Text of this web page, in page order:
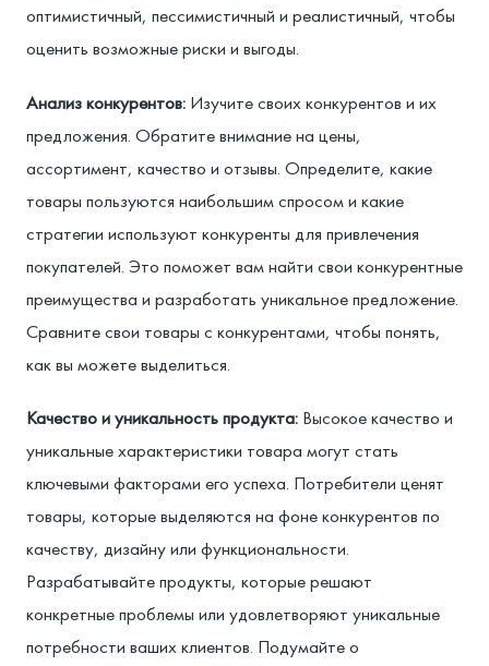
оптимистичный, пессимистичный и реалистичный, чтобы
оценить возможные риски и выгоды.
Анализ конкурентов: Изучите своих конкурентов и их
предложения. Обратите внимание на цены,
ассортимент, качество и отзывы. Определите, какие
товары пользуются наибольшим спросом и какие
стратегии используют конкуренты для привлечения
покупателей. Это поможет вам найти свои конкурентные
преимущества и разработать уникальное предложение.
Сравните свои товары с конкурентами, чтобы понять,
как вы можете выделиться.
Качество и уникальность продукта: Высокое качество и
уникальные характеристики товара могут стать
ключевыми факторами его успеха. Потребители ценят
товары, которые выделяются на фоне конкурентов по
качеству, дизайну или функциональности.
Разрабатывайте продукты, которые решают
конкретные проблемы или удовлетворяют уникальные
потребности ваших клиентов. Подумайте о